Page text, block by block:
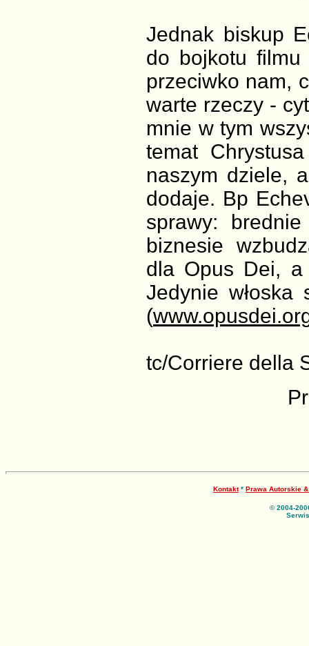
Jednak biskup
do bojkotu
przeciwko nam,
warte rzeczy -
mnie w tym
temat
naszym dziele,
dodaje. Bp
sprawy:
biznesie
dla Opus Dei, a
Jedynie włoska
(
tc/Corriere della
Kontakt* Prawa Autorskie &
© 2004-